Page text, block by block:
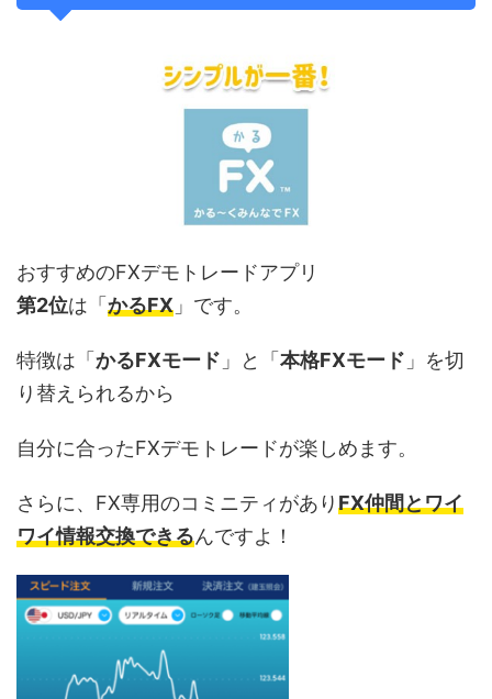
おすすめのFXデモトレードアプリ
第2位は「かるFX 」です。
特徴は「かるFXモード 」と「本格FXモード 」を切
り替えられるから
自分に合ったFXデモトレードが楽しめます。
さらに、FX専用のコミニティがありFX仲間とワイ
ワイ情報交換できるんですよ！